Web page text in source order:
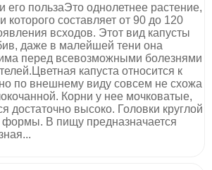
его пользаЭто однолетнее растение,
которого составляет от 90 до 120
всходов. Этот вид капусты
даже в малейшей тени она
перед всевозможными болезнями
капуста относится к
по внешнему виду совсем не схожа
Корни у нее мочковатые,
достаточно высоко. Головки круглой
формы. В пищу предназначается